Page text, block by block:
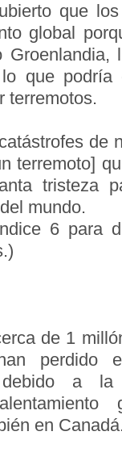
que
global
que podría
terremotos.
de
terremoto]
tristeza
mundo.
6 para
de 1
perdido
debido a la
en